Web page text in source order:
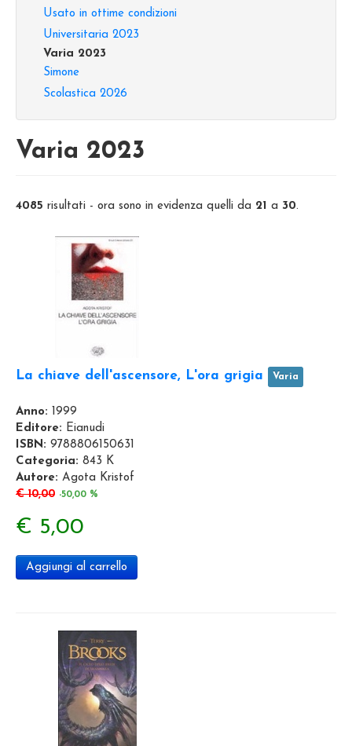
Usato in ottime condizioni
Universitaria 2023
Varia 2023
Simone
Scolastica 2026
Varia 2023
4085 risultati - ora sono in evidenza quelli da 21 a 30.
La chiave dell'ascensore, L'ora grigia Varia
Anno: 1999
Editore: Eianudi
ISBN: 9788806150631
Categoria: 843 K
Autore: Agota Kristof
€ 10,00 -50,00 %
€ 5,00
Aggiungi al carrello